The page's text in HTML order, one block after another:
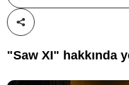
Paylaş!
"Saw XI" hakkında